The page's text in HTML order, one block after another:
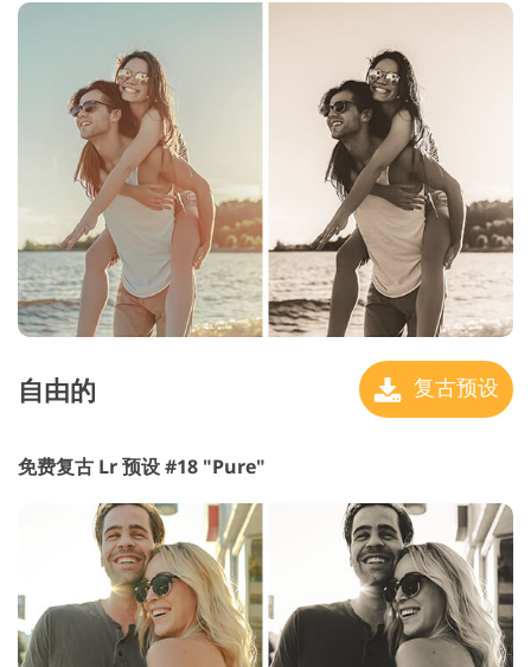
自由的 复古预设
免费复古 Lr 预设 #18 "Pure"